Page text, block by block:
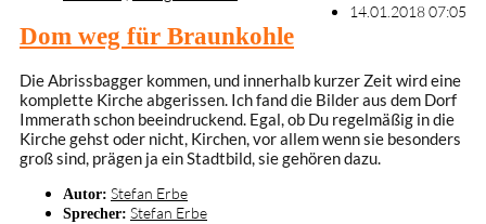
14.01.2018 07:05
Dom weg für Braunkohle
Die Abrissbagger kommen, und innerhalb kurzer Zeit wird eine
komplette Kirche abgerissen. Ich fand die Bilder aus dem Dorf
Immerath schon beeindruckend. Egal, ob Du regelmäßig in die
Kirche gehst oder nicht, Kirchen, vor allem wenn sie besonders
groß sind, prägen ja ein Stadtbild, sie gehören dazu.
Autor: Stefan Erbe
Sprecher: Stefan Erbe